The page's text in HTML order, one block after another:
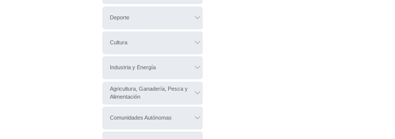
Deporte
Cultura
Industria y Energía
Agricultura, Ganadería, Pesca y
Alimentación
Comunidades Autónomas